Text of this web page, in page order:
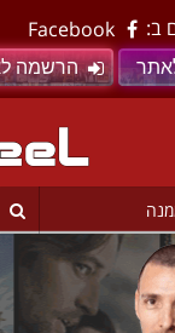
ב: Facebook
הרשמה